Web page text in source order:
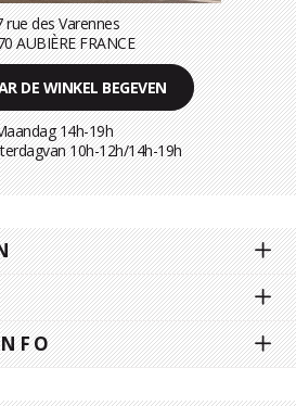
rue des Varennes
AUBIÈRE FRANCE
DE WINKEL BEGEVEN
14h-19h
10h-12h/14h-19h